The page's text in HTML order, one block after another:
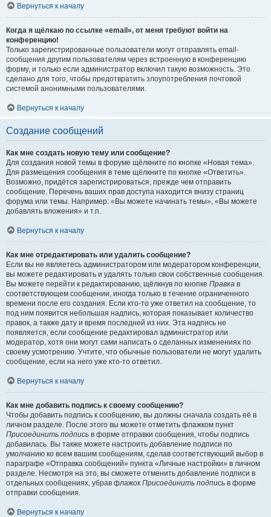
Вернуться к началу
Когда я щёлкаю по ссылке «email», от меня требуют войти на
конференцию!
Только зарегистрированные пользователи могут отправлять email-
сообщения другим пользователям через встроенную в конференцию
форму, и только если администратор включил такую возможность. Это
сделано для того, чтобы предотвратить злоупотребления почтовой
системой анонимными пользователями.
Вернуться к началу
Создание сообщений
Как мне создать новую тему или сообщение?
Для создания новой темы в форуме щёлкните по кнопке «Новая тема».
Для размещения сообщения в теме щёлкните по кнопке «Ответить».
Возможно, придётся зарегистрироваться, прежде чем отправить
сообщение. Перечень ваших прав доступа находится внизу страниц
форума или темы. Например: «Вы можете начинать темы», «Вы можете
добавлять вложения» и т.п.
Вернуться к началу
Как мне отредактировать или удалить сообщение?
Если вы не являетесь администратором или модератором конференции,
вы можете редактировать и удалять только свои собственные сообщения.
Вы можете перейти к редактированию, щёлкнув по кнопке Правка в
соответствующем сообщении, иногда только в течение ограниченного
времени после его создания. Если кто-то уже ответил на сообщение, то
под ним появится небольшая надпись, которая показывает количество
правок, а также дату и время последней из них. Эта надпись не
появляется, если сообщение редактировал администратор или
модератор, хотя они могут сами написать о сделанных изменениях по
своему усмотрению. Учтите, что обычные пользователи не могут удалить
сообщение, если на него уже кто-то ответил.
Вернуться к началу
Как мне добавить подпись к своему сообщению?
Чтобы добавить подпись к сообщению, вы должны сначала создать её в
личном разделе. После этого вы можете отметить флажком пункт
Присоединить подпись в форме отправки сообщения, чтобы подпись
добавилась. Вы также можете настроить добавление подписи по
умолчанию ко всем вашим сообщениям, сделав соответствующий выбор в
параграфе «Отправка сообщений» пункта «Личные настройки» в личном
разделе. Несмотря на это, вы сможете отменить добавление подписи в
отдельных сообщениях, убрав флажок Присоединить подпись в форме
отправки сообщения.
Вернуться к началу